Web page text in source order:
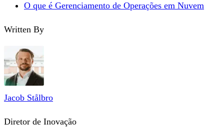
O que é Gerenciamento de Operações em Nuvem
Written By
Jacob Stålbro
Diretor de Inovação